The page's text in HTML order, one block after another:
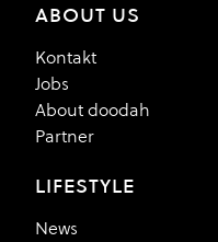
ABOUT US
Kontakt
Jobs
About doodah
Partner
LIFESTYLE
News